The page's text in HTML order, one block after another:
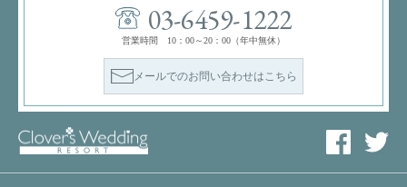
03-6459-1222
営業時間 10：00～20：00（年中無休）
メールでのお問い合わせはこちら